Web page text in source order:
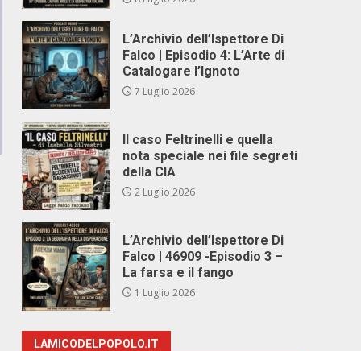
L’Archivio dell’Ispettore Di
Falco | Episodio 4: L’Arte di
Catalogare l’Ignoto
7 Luglio 2026
Il caso Feltrinelli e quella
nota speciale nei file segreti
della CIA
2 Luglio 2026
L’Archivio dell’Ispettore Di
Falco | 46909 -Episodio 3 –
La farsa e il fango
1 Luglio 2026
LAMICODELPOPOLO.IT